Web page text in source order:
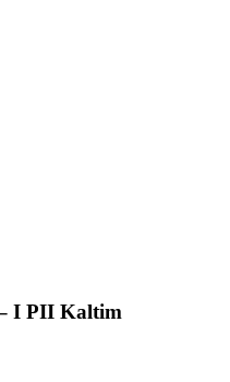
I PII Kaltim